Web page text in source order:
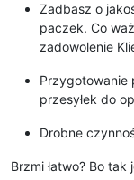
Zadbasz o
paczek. Co
zadowolenie
Przygotowanie
przesyłek do
Drobne
Brzmi łatwo? Bo